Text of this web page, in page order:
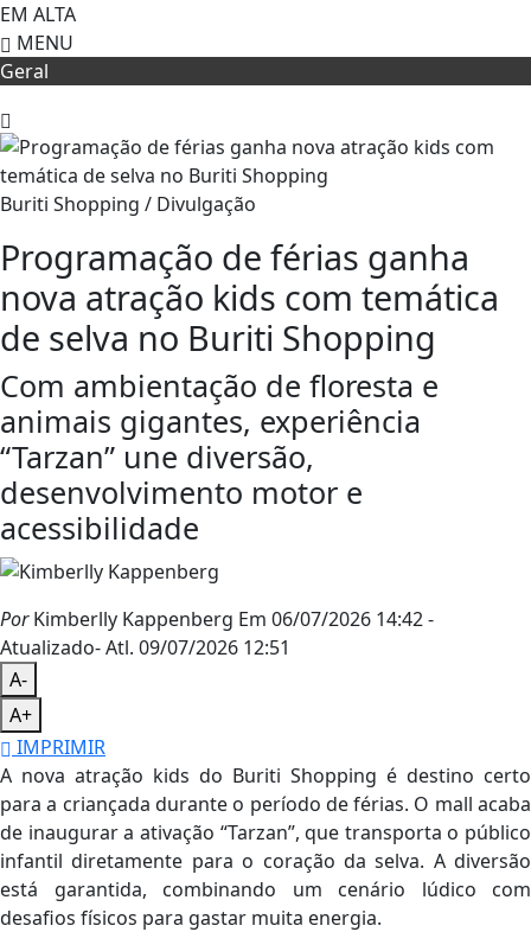
EM ALTA
MENU
Geral
Buriti Shopping / Divulgação
Programação de férias ganha
nova atração kids com temática
de selva no Buriti Shopping
Com ambientação de floresta e
animais gigantes, experiência
“Tarzan” une diversão,
desenvolvimento motor e
acessibilidade
PorKimberlly Kappenberg Em 06/07/2026 14:42-
Atualizado- Atl. 09/07/2026 12:51
A-
A+
IMPRIMIR
A nova atração kids do Buriti Shopping é destino certo
para a criançada durante o período de férias. O mall acaba
de inaugurar a ativação “Tarzan”, que transporta o público
infantil diretamente para o coração da selva. A diversão
está garantida, combinando um cenário lúdico com
desafios físicos para gastar muita energia.